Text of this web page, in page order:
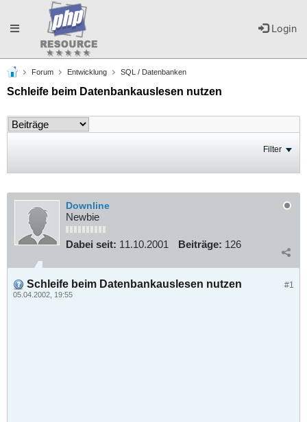
Login
Toggle
navigation
Forum Entwicklung SQL / Datenbanken
Schleife beim Datenbankauslesen nutzen
Filter
Downline
Newbie
Dabei seit: 11.10.2001 Beiträge: 126
#1
Schleife beim Datenbankauslesen nutzen
05.04.2002, 19:55